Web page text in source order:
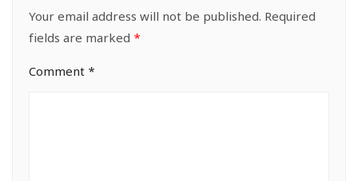
Your email address will not be published. Required
fields are marked *
Comment *